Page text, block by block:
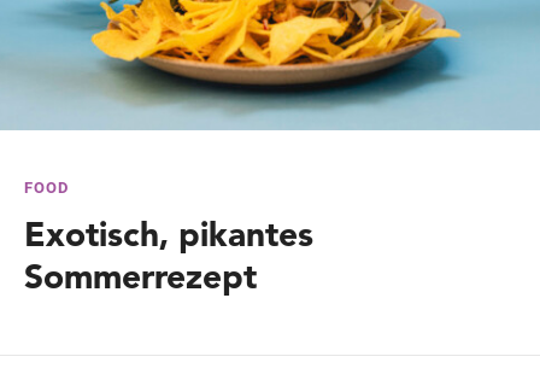
Freitag
FREITAG 09:00—
SAMSTAG 09:00
FOOD
Exotisch, pikantes
Sommerrezept